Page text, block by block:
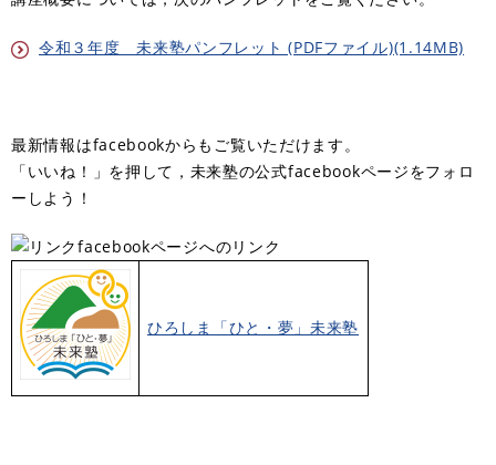
令和３年度 未来塾パンフレット (PDFファイル)(1.14MB)
最新情報はfacebookからもご覧いただけます。
「いいね！」を押して，未来塾の公式facebookページをフォロ
ーしよう！
facebookページへのリンク
ひろしま「ひと・夢」未来塾